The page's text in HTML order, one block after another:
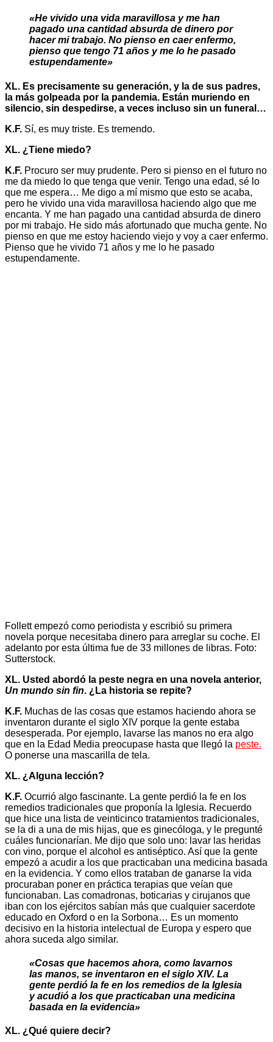
«He vivido una vida maravillosa y me han
pagado una cantidad absurda de dinero por
hacer mi trabajo. No pienso en caer enfermo,
pienso que tengo 71 años y me lo he pasado
estupendamente»
XL. Es precisamente su generación, y la de sus padres,
la más golpeada por la pandemia. Están muriendo en
silencio, sin despedirse, a veces incluso sin un funeral…
K.F. Sí, es muy triste. Es tremendo.
XL. ¿Tiene miedo?
K.F. Procuro ser muy prudente. Pero si pienso en el futuro no
me da miedo lo que tenga que venir. Tengo una edad, sé lo
que me espera… Me digo a mí mismo que esto se acaba,
pero he vivido una vida maravillosa haciendo algo que me
encanta. Y me han pagado una cantidad absurda de dinero
por mi trabajo. He sido más afortunado que mucha gente. No
pienso en que me estoy haciendo viejo y voy a caer enfermo.
Pienso que he vivido 71 años y me lo he pasado
estupendamente.
Follett empezó como periodista y escribió su primera
novela porque necesitaba dinero para arreglar su coche. El
adelanto por esta última fue de 33 millones de libras. Foto:
Sutterstock.
XL. Usted abordó la peste negra en una novela anterior,
Un mundo sin fin. ¿La historia se repite?
K.F. Muchas de las cosas que estamos haciendo ahora se
inventaron durante el siglo XIV porque la gente estaba
desesperada. Por ejemplo, lavarse las manos no era algo
que en la Edad Media preocupase hasta que llegó la peste.
O ponerse una mascarilla de tela.
XL. ¿Alguna lección?
K.F. Ocurrió algo fascinante. La gente perdió la fe en los
remedios tradicionales que proponía la Iglesia. Recuerdo
que hice una lista de veinticinco tratamientos tradicionales,
se la di a una de mis hijas, que es ginecóloga, y le pregunté
cuáles funcionarían. Me dijo que solo uno: lavar las heridas
con vino, porque el alcohol es antiséptico. Así que la gente
empezó a acudir a los que practicaban una medicina basada
en la evidencia. Y como ellos trataban de ganarse la vida
procuraban poner en práctica terapias que veían que
funcionaban. Las comadronas, boticarias y cirujanos que
iban con los ejércitos sabían más que cualquier sacerdote
educado en Oxford o en la Sorbona… Es un momento
decisivo en la historia intelectual de Europa y espero que
ahora suceda algo similar.
«Cosas que hacemos ahora, como lavarnos
las manos, se inventaron en el siglo XIV. La
gente perdió la fe en los remedios de la Iglesia
y acudió a los que practicaban una medicina
basada en la evidencia»
XL. ¿Qué quiere decir?